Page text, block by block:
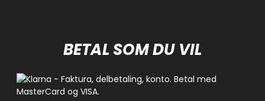
BETAL SOM DU VIL